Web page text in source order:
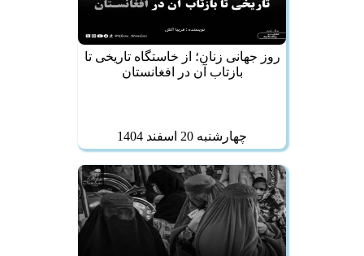
روز جهانی زنان؛ از خاستگاه تاریخی تا
بازتاب آن در افغانستان
چهارشنبه 20 اسفند 1404